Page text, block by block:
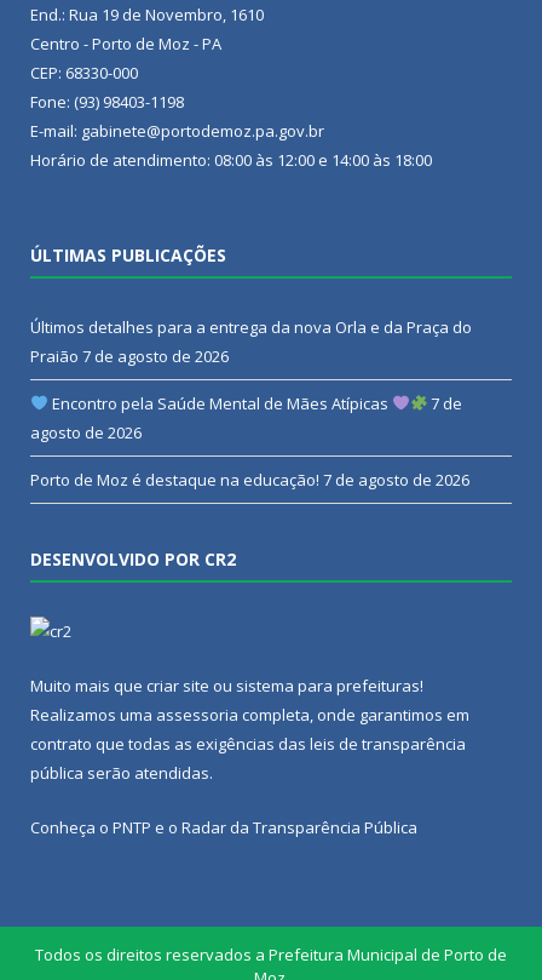
End.: Rua 19 de Novembro, 1610
Centro - Porto de Moz - PA
CEP: 68330-000
Fone: (93) 98403-1198
E-mail: gabinete@portodemoz.pa.gov.br
Horário de atendimento: 08:00 às 12:00 e 14:00 às 18:00
ÚLTIMAS PUBLICAÇÕES
Últimos detalhes para a entrega da nova Orla e da Praça do
Praião 7 de agosto de 2026
Encontro pela Saúde Mental de Mães Atípicas
7 de
agosto de 2026
Porto de Moz é destaque na educação! 7 de agosto de 2026
DESENVOLVIDO POR CR2
Muito mais que criar site ou sistema para prefeituras!
Realizamos uma assessoria completa, onde garantimos em
contrato que todas as exigências das leis de transparência
pública serão atendidas.
Conheça o PNTP e o Radar da Transparência Pública
Todos os direitos reservados a Prefeitura Municipal de Porto de